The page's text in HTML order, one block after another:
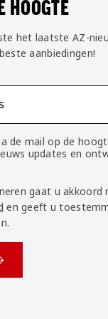
HOOGTE
het laatste AZ-
aanbiedingen!
de mail op de
updates en
gaat u akkoord
en geeft u